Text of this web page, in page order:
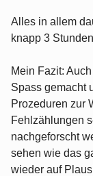
Alles in allem
knapp 3
Mein Fazit:
Spass gemacht
Prozeduren zur
Fehlzählungen
nachgeforscht
sehen wie das
wieder auf